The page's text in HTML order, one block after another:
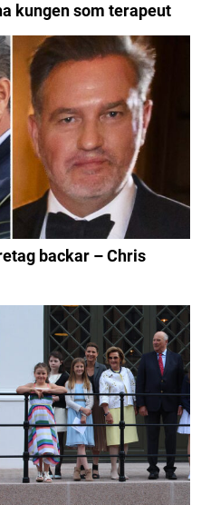
kungen som terapeut
backar – Chris